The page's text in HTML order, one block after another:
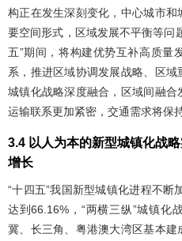
构正在发生深刻变化，中心城市
要空间形式，区域发展不平衡等问
五”期间，将构建优势互补高质量
系，推进区域协调发展战略、区
城镇化战略深度融合，区域间融
运输联系更加紧密，交通需求将保
3.4 以人为本的新型城镇化战
增长
“十四五”我国新型城镇化进程不断
达到66.16%，“两横三纵”城镇化
冀、长三角、粤港澳大湾区基本